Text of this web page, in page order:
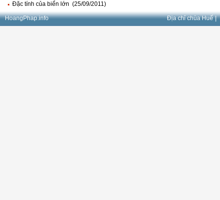
Đặc tính của biển lớn (25/09/2011)
HoangPhap.info Địa chỉ chùa Huế |